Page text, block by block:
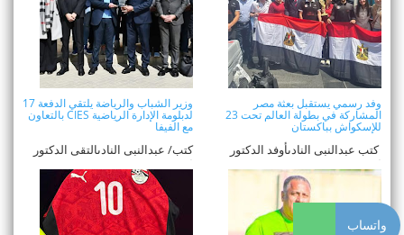
وفد رسمي يستقبل بعثة مصر
المشاركة في بطولة العالم تحت 23
للإسكواش بباكستان
كتب عبدالنبى النادىأوفد الدكتور
أشرف صبحي وزير الشباب
والرياضة وفداً ...
وزير الشباب والرياضة يلتقي الدفعة 17
لدبلومة الإدارة الرياضية CIES بالتعاون
مع الفيفا
كتب/ عبدالنبى النادىالتقى الدكتور
أشرف صبحي، وزير الشباب
والرياضة، الدفعة ...
واتساب